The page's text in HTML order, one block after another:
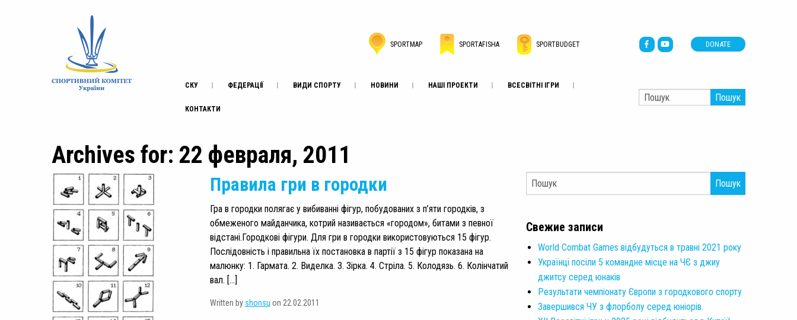
SPORTMAP SPORTAFISHA SPORTBUDGET DONATE
СКУ ФЕДЕРАЦІЇ ВИДИ СПОРТУ НОВИНИ НАШІ ПРОЕКТИ ВСЕСВІТНІ ІГРИ
КОНТАКТИ
Пошук
Archives for: 22 февраля, 2011
Правила гри в городки
Гра в городки полягає у вибиванні фігур, побудованих з п’яти городків, з
обмеженого майданчика, котрий називається «городом», битами з певної
відстані.Городкові фігури. Для гри в городки використовуються 15 фігур.
Послідовність і правильна їх постановка в партії з 15 фігур показана на
малюнку: 1. Гармата. 2. Виделка. 3. Зірка. 4. Стріла. 5. Колодязь. 6. Колінчатий
вал. […]
Written by shonsu on 22.02.2011
Пошук
Свежие записи
World Combat Games відбудуться в травні 2021 року
Українці посіли 5 командне місце на ЧЄ з джиу
джитсу серед юнаків
Результати чемпіонату Європи з городкового спорту
Завершився ЧУ з флорболу серед юніорів.